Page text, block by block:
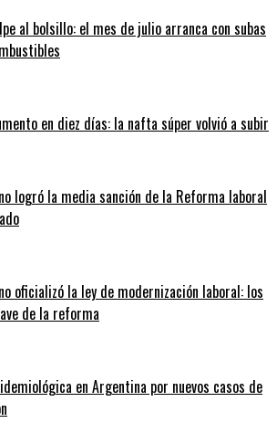
al bolsillo: el mes de julio arranca con subas
en diez días: la nafta súper volvió a subir
logró la media sanción de la Reforma laboral
oficializó la ley de modernización laboral: los
de la reforma
en Argentina por nuevos casos de